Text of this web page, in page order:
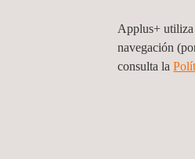
Rural con
Equidad de
Applus+ utiliza
navegación
consulta la